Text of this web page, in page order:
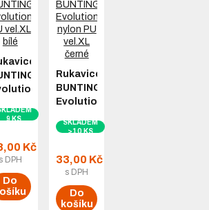
9 KS
Kč
s DPH
Do
Rukavice
BUNTING
Evolution…
SKLADEM
>10 KS
33,00 Kč
s DPH
Do
košíku